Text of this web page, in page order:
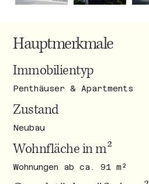
Hauptmerkmale
Immobilientyp
Penthäuser & Apartments
Zustand
Neubau
Wohnfläche in m²
Wohnungen ab ca. 91 m²